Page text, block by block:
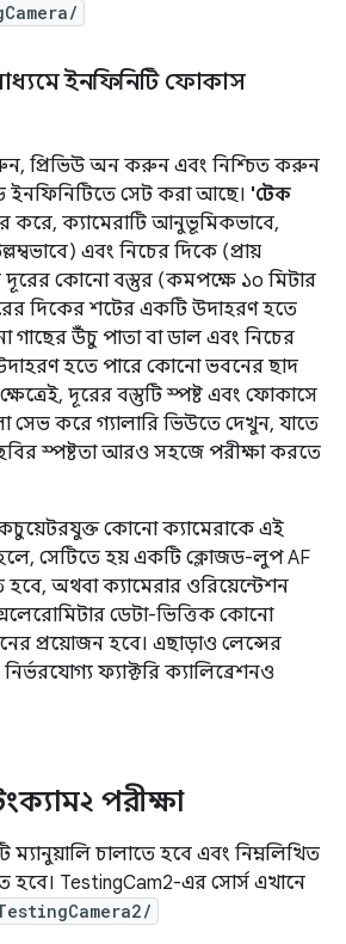
ইনফিনিটি ফোকাস
প্রিভিউ অন করুন এবং নিশ্চিত করুন
সেট করা আছে। 'টেক
করে, ক্যামেরাটি আনুভূমিকভাবে,
এবং নিচের দিকে (প্রায়
দূরের কোনো বস্তুর (কমপক্ষে ১০ মিটার
দিকের শটের একটি উদাহরণ হতে
গাছের উঁচু পাতা বা ডাল এবং নিচের
হতে পারে কোনো ভবনের ছাদ
দূরের বস্তুটি স্পষ্ট এবং ফোকাসে
সেভ করে গ্যালারি ভিউতে দেখুন, যাতে
স্পষ্টতা আরও সহজে পরীক্ষা করতে
কোনো ক্যামেরাকে এই
হলে, সেটিতে হয় একটি ক্লোজড-লুপ AF
হবে, অথবা ক্যামেরার ওরিয়েন্টেশন
ডেটা-ভিত্তিক কোনো
প্রয়োজন হবে। এছাড়াও লেন্সের
ফ্যাক্টরি ক্যালিব্রেশনও
পরীক্ষা
ম্যানুয়ালি চালাতে হবে এবং নিম্নলিখিত
TestingCam2-এর সোর্স এখানে